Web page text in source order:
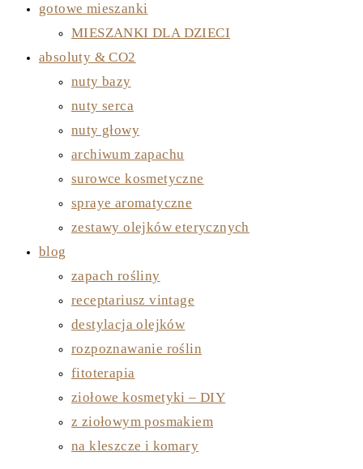
gotowe mieszanki
MIESZANKI DLA DZIECI
absoluty & CO2
nuty bazy
nuty serca
nuty głowy
archiwum zapachu
surowce kosmetyczne
spraye aromatyczne
zestawy olejków eterycznych
blog
zapach rośliny
receptariusz vintage
destylacja olejków
rozpoznawanie roślin
fitoterapia
ziołowe kosmetyki – DIY
z ziołowym posmakiem
na kleszcze i komary